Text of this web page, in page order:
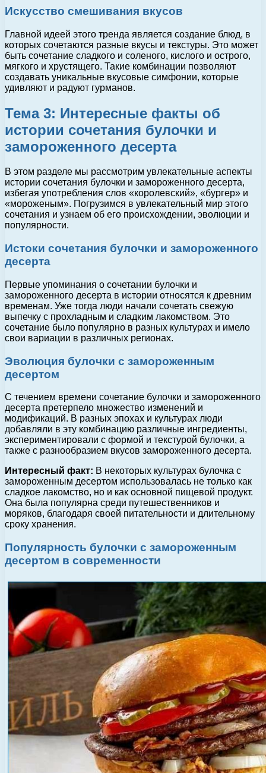
Искусство смешивания вкусов
Главной идеей этого тренда является создание блюд, в
которых сочетаются разные вкусы и текстуры. Это может
быть сочетание сладкого и соленого, кислого и острого,
мягкого и хрустящего. Такие комбинации позволяют
создавать уникальные вкусовые симфонии, которые
удивляют и радуют гурманов.
Тема 3: Интересные факты об
истории сочетания булочки и
замороженного десерта
В этом разделе мы рассмотрим увлекательные аспекты
истории сочетания булочки и замороженного десерта,
избегая употребления слов «королевский», «бургер» и
«мороженым». Погрузимся в увлекательный мир этого
сочетания и узнаем об его происхождении, эволюции и
популярности.
Истоки сочетания булочки и замороженного
десерта
Первые упоминания о сочетании булочки и
замороженного десерта в истории относятся к древним
временам. Уже тогда люди начали сочетать свежую
выпечку с прохладным и сладким лакомством. Это
сочетание было популярно в разных культурах и имело
свои вариации в различных регионах.
Эволюция булочки с замороженным
десертом
С течением времени сочетание булочки и замороженного
десерта претерпело множество изменений и
модификаций. В разных эпохах и культурах люди
добавляли в эту комбинацию различные ингредиенты,
экспериментировали с формой и текстурой булочки, а
также с разнообразием вкусов замороженного десерта.
Интересный факт: В некоторых культурах булочка с
замороженным десертом использовалась не только как
сладкое лакомство, но и как основной пищевой продукт.
Она была популярна среди путешественников и
моряков, благодаря своей питательности и длительному
сроку хранения.
Популярность булочки с замороженным
десертом в современности